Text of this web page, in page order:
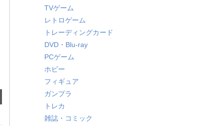
TVゲーム
レトロゲーム
トレーディングカード
DVD・Blu-ray
PCゲーム
ホビー
フィギュア
ガンプラ
トレカ
雑誌・コミック